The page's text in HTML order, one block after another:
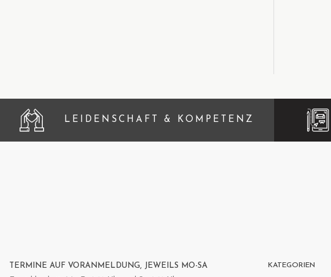
LEIDENSCHAFT & KOMPETENZ
TERMINE AUF VORANMELDUNG, JEWEILS MO-SA
KATEGORIEN